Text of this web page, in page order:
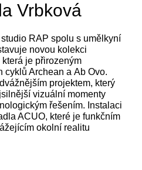
Vrbková
RAP spolu s umělkyní
novou kolekci
je přirozeným
cyklů Archean a Ab Ovo.
projektem, který
vizuální momenty
řešením. Instalaci
ACUO, které je funkčním
okolní realitu